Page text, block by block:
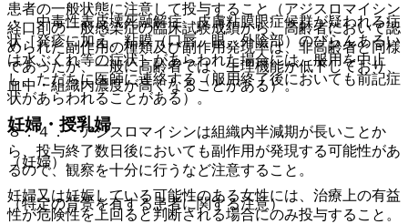
患者の一般状態に注意して投与すること（アジスロマイシン
経口剤の一般感染症の臨床試験成績から、高齢者において認
められた副作用の種類及び副作用発現率は、非高齢者と同様
であったが、一般に高齢者では、生理機能が低下しており、
血中・組織内濃度が高くなることがある）。
妊婦・授乳婦
（妊婦）
妊婦又は妊娠している可能性のある女性には、治療上の有益
性が危険性を上回ると判断される場合にのみ投与すること。
・ 中毒性表皮壊死融解症、皮膚粘膜眼症候群が疑われる症
状［発疹に加え、粘膜（口唇、眼、外陰部）のびらんあるい
は水ぶくれ等の症状］があらわれた場合には、服用を中止
し、ただちに医師に連絡する（服用終了後においても前記症
状があらわれることがある）。
８．４． アジスロマイシンは組織内半減期が長いことか
ら、投与終了数日後においても副作用が発現する可能性があ
るので、観察を十分に行うなど注意すること。
（特定の背景を有する患者に関する注意）